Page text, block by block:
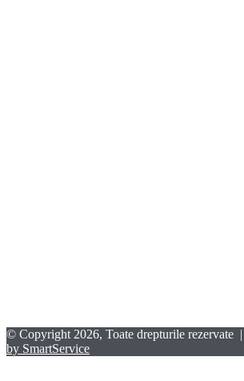
© Copyright 2026, Toate drepturile rezervate |
by SmartService